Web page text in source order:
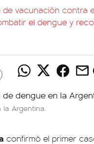
de vacunación contra
el dengue y
Argentina.
confirmó el primer